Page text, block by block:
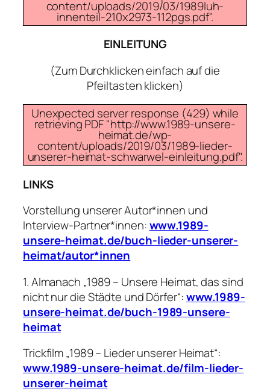
content/uploads/2019/03/1989luh-
innenteil-210x2973-112pgs.pdf".
EINLEITUNG
(Zum Durchklicken einfach auf die
Pfeiltasten klicken)
Unexpected server response (429) while
retrieving PDF "http://www.1989-unsere-
heimat.de/wp-
content/uploads/2019/03/1989-lieder-
unserer-heimat-schwarwel-einleitung.pdf".
LINKS
Vorstellung unserer Autor*innen und
Interview-Partner*innen:www.1989-
unsere-heimat.de/buch-lieder-unserer-
heimat/autor*innen
1. Almanach „1989 – Unsere Heimat, das sind
nicht nur die Städte und Dörfer“:www.1989-
unsere-heimat.de/buch-1989-unsere-
heimat
Trickfilm „1989 – Lieder unserer Heimat“:
www.1989-unsere-heimat.de/film-lieder-
unserer-heimat